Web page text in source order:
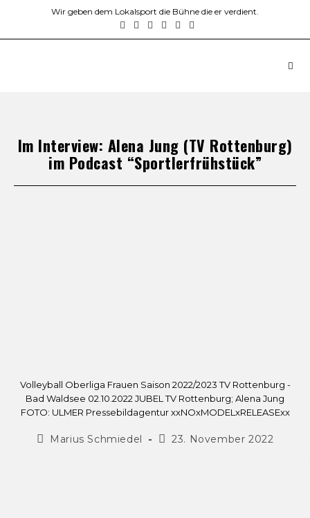
Wir geben dem Lokalsport die Bühne die er verdient.
Im Interview: Alena Jung (TV Rottenburg)
im Podcast “Sportlerfrühstück”
Volleyball Oberliga Frauen Saison 2022/2023 TV Rottenburg -
Bad Waldsee 02.10.2022 JUBEL TV Rottenburg; Alena Jung
FOTO: ULMER Pressebildagentur xxNOxMODELxRELEASExx
Marius Schmiedel 23. November 2022